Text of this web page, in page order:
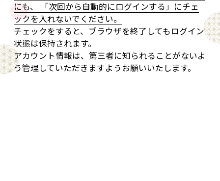
にも、 「次回から自動的にログインする」にチェ
ックを入れないでください。
チェックをすると、ブラウザを終了してもログイン
状態は保持されます。
アカウント情報は、第三者に知られることがないよ
う管理していただきますようお願いいたします。